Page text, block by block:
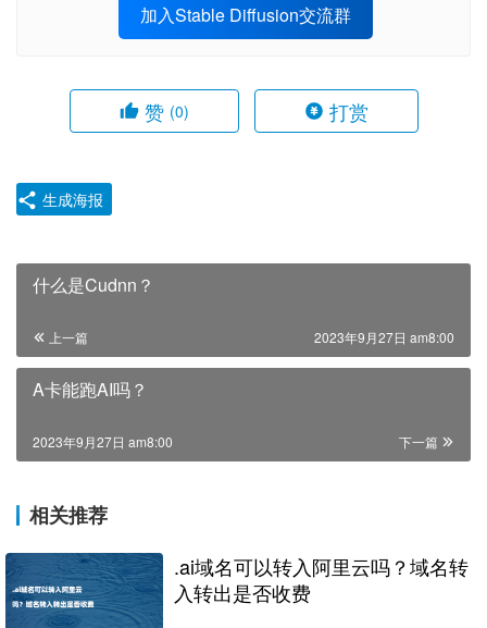
加入Stable Diffusion交流群
赞 (0) 打赏
生成海报
什么是Cudnn？
上一篇 2023年9月27日 am8:00
A卡能跑AI吗？
下一篇
2023年9月27日 am8:00
相关推荐
.ai域名可以转入阿里云吗？域名转
入转出是否收费